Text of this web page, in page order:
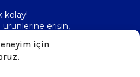
için
kolay!
erişin,